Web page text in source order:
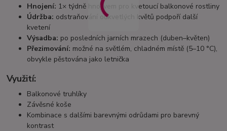
Hnojení: 1× týdně hnojivem pro kvetoucí balkonové rostliny
Údržba: odstraňování odkvetlých květů podpoří další
kvetení
Výsadba: po posledních jarních mrazech (duben–květen)
Přezimování: možné na světlém, chladném místě (5–10 °C),
obvykle pěstována jako letnička
Využití:
Balkonové truhlíky
Závěsné koše
Kombinace s dalšími barevnými odrůdami pro barevný
kontrast